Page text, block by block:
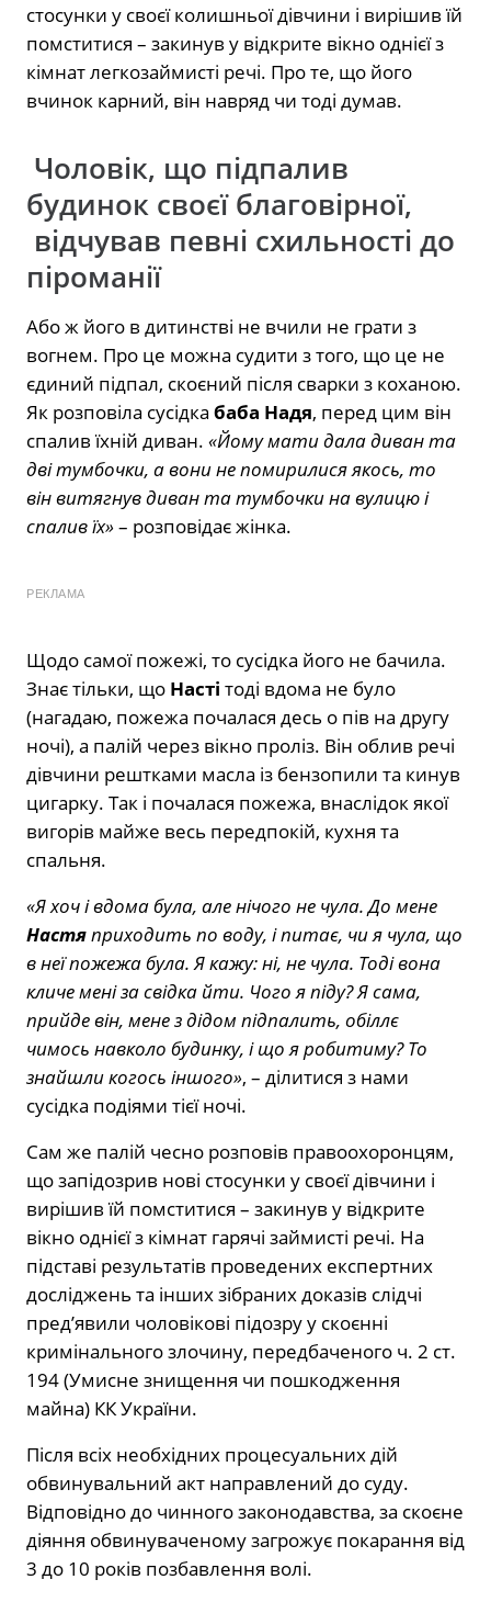
стосунки у своєї колишньої дівчини і вирішив їй
помститися – закинув у відкрите вікно однієї з
кімнат легкозаймисті речі. Про те, що його
вчинок карний, він навряд чи тоді думав.
Чоловік, що підпалив
будинок своєї благовірної,
відчував певні схильності до
піроманії
Або ж його в дитинстві не вчили не грати з
вогнем. Про це можна судити з того, що це не
єдиний підпал, скоєний після сварки з коханою.
Як розповіла сусідка баба Надя, перед цим він
спалив їхній диван. «Йому мати дала диван та
дві тумбочки, а вони не помирилися якось, то
він витягнув диван та тумбочки на вулицю і
спалив їх»– розповідає жінка.
РЕКЛАМА
Щодо самої пожежі, то сусідка його не бачила.
Знає тільки, що Насті тоді вдома не було
(нагадаю, пожежа почалася десь о пів на другу
ночі), а палій через вікно проліз. Він облив речі
дівчини рештками масла із бензопили та кинув
цигарку. Так і почалася пожежа, внаслідок якої
вигорів майже весь передпокій, кухня та
спальня.
«Я хоч і вдома була, але нічого не чула. До мене
Настяприходить по воду, і питає, чи я чула, що
в неї пожежа була. Я кажу: ні, не чула. Тоді вона
кличе мені за свідка йти. Чого я піду? Я сама,
прийде він, мене з дідом підпалить, обіллє
чимось навколо будинку, і що я робитиму? То
знайшли когось іншого», – ділитися з нами
сусідка подіями тієї ночі.
Сам же палій чесно розповів правоохоронцям,
що запідозрив нові стосунки у своєї дівчини і
вирішив їй помститися – закинув у відкрите
вікно однієї з кімнат гарячі займисті речі. На
підставі результатів проведених експертних
досліджень та інших зібраних доказів слідчі
пред’явили чоловікові підозру у скоєнні
кримінального злочину, передбаченого ч. 2 ст.
194 (Умисне знищення чи пошкодження
майна) КК України.
Після всіх необхідних процесуальних дій
обвинувальний акт направлений до суду.
Відповідно до чинного законодавства, за скоєне
діяння обвинуваченому загрожує покарання від
3 до 10 років позбавлення волі.